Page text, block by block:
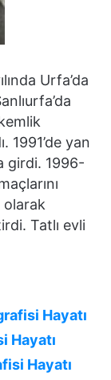
Urfa’da
1991’de yan
girdi. 1996-
olarak
Tatlı evli
Hayatı
Hayatı
Hayatı